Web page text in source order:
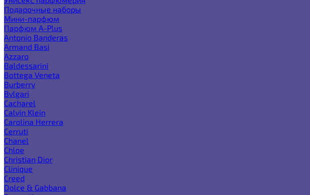
Подарочные наборы
Мини-парфюм
Парфюм A-Plus
Antonio Banderas
Armand Basi
Azzaro
Baldessarini
Bottega Veneta
Burberry
Bvlgari
Cacharel
Calvin Klein
Carolina Herrera
Cerruti
Chanel
Chloe
Christian Dior
Clinique
Creed
Dolce & Gabbana